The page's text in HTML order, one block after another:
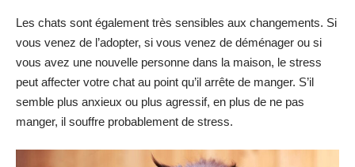
Les chats sont également très sensibles aux changements. Si
vous venez de l’adopter, si vous venez de déménager ou si
vous avez une nouvelle personne dans la maison, le stress
peut affecter votre chat au point qu’il arrête de manger. S’il
semble plus anxieux ou plus agressif, en plus de ne pas
manger, il souffre probablement de stress.